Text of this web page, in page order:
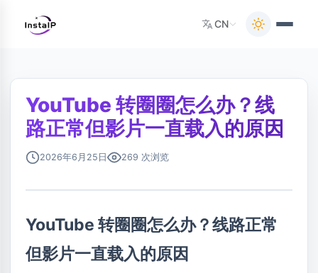
CN
YouTube 转圈圈怎么办？线
路正常但影片一直载入的原因
2026年6月25日 269 次浏览
YouTube 转圈圈怎么办？线路正常
但影片一直载入的原因